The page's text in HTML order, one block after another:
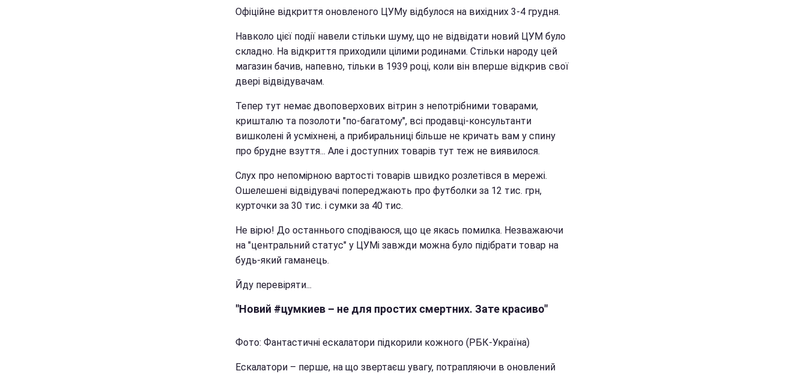
Офіційне відкриття оновленого ЦУМу відбулося на вихідних 3-4 грудня.
Навколо цієї події навели стільки шуму, що не відвідати новий ЦУМ було
складно. На відкриття приходили цілими родинами. Стільки народу цей
магазин бачив, напевно, тільки в 1939 році, коли він вперше відкрив свої
двері відвідувачам.
Тепер тут немає двоповерхових вітрин з непотрібними товарами,
кришталю та позолоти "по-багатому", всі продавці-консультанти
вишколені й усміхнені, а прибиральниці більше не кричать вам у спину
про брудне взуття... Але і доступних товарів тут теж не виявилося.
Слух про непомірною вартості товарів швидко розлетівся в мережі.
Ошелешені відвідувачі попереджають про футболки за 12 тис. грн,
курточки за 30 тис. і сумки за 40 тис.
Не вірю! До останнього сподіваюся, що це якась помилка. Незважаючи
на "центральний статус" у ЦУМі завжди можна було підібрати товар на
будь-який гаманець.
Йду перевіряти...
"Новий #цумкиев – не для простих смертних. Зате красиво"
Фото: Фантастичні ескалатори підкорили кожного (РБК-Україна)
Ескалатори – перше, на що звертаєш увагу, потрапляючи в оновлений